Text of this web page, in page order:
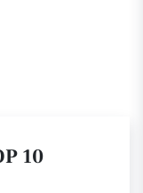
10